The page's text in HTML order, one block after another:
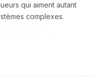
qui aiment autant
complexes.